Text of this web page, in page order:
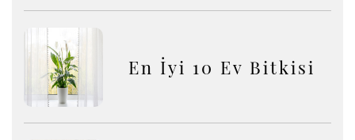
En İyi 10 Ev Bitkisi